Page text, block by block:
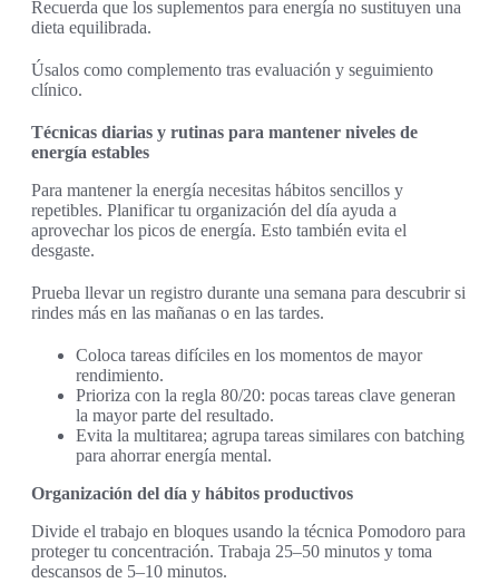
Recuerda que los suplementos para energía no sustituyen una
dieta equilibrada.
Úsalos como complemento tras evaluación y seguimiento
clínico.
Técnicas diarias y rutinas para mantener niveles de
energía estables
Para mantener la energía necesitas hábitos sencillos y
repetibles. Planificar tu organización del día ayuda a
aprovechar los picos de energía. Esto también evita el
desgaste.
Prueba llevar un registro durante una semana para descubrir si
rindes más en las mañanas o en las tardes.
Coloca tareas difíciles en los momentos de mayor
rendimiento.
Prioriza con la regla 80/20: pocas tareas clave generan
la mayor parte del resultado.
Evita la multitarea; agrupa tareas similares con batching
para ahorrar energía mental.
Organización del día y hábitos productivos
Divide el trabajo en bloques usando la técnica Pomodoro para
proteger tu concentración. Trabaja 25–50 minutos y toma
descansos de 5–10 minutos.